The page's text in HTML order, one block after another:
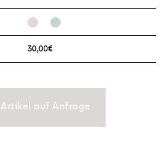
30,00€
Artikel auf Anfrage